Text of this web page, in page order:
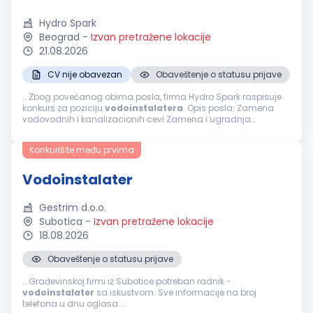
Hydro Spark
Beograd - Izvan pretražene lokacije
21.08.2026
CV nije obavezan
Obaveštenje o statusu prijave
...Zbog povećanog obima posla, firma Hydro Spark raspisuje
konkurs za poziciju vodoinstalatera. Opis posla: Zamena
vodovodnih i kanalizacionih cevi Zamena i ugradnja
protočnih i digitalnih...
Konkurišite među prvima
Vodoinstalater
Gestrim d.o.o.
Subotica - Izvan pretražene lokacije
18.08.2026
Obaveštenje o statusu prijave
...Građevinskoj firmi iz Subotice potreban radnik -
vodoinstalater sa iskustvom. Sve informacije na broj
telefona u dnu oglasa....